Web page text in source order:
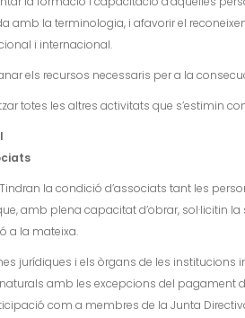
amb la terminologia, i afavorir el
i internacional.
els recursos necessaris per a la
totes les altres activitats que s’estimin
Tindran la condició d’associats tant les
amb plena capacitat d’obrar, sol·licitin
a la mateixa.
jurídiques i els òrgans de les institucions
amb les excepcions del pagament
com a membres de la Junta